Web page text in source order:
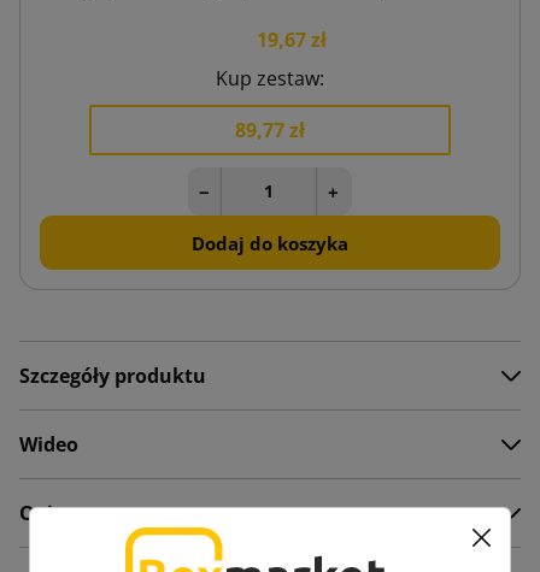
19,67 zł
Kup zestaw:
89,77 zł
− +
Dodaj do koszyka
Szczegóły produktu
Wideo
Opis